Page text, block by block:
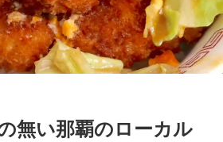
無い那覇のローカル